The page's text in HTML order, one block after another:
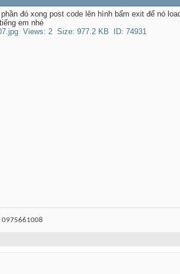
đó xong post code lên hình bấm exit để nó
em nhé
0975661008